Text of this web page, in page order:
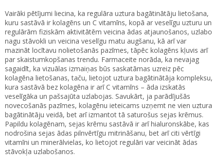
Vairāki pētījumi liecina, ka regulāra uztura bagātinātāju lietošana,
kuru sastāvā ir kolagēns un C vitamīns, kopā ar veselīgu uzturu un
regulārām fiziskām aktivitātēm veicina ādas atjaunošanos, uzlabo
nagu stāvokli un veicina veselīgu matu augšanu, kā arī var
mazināt locītavu nolietošanās pazīmes, tāpēc kolagēns kļuvis arī
par skaistumkopšanas trendu. Farmaceite norāda, ka nevajag
sagaidīt, ka vizuālas izmaiņas būs saskatāmas uzreiz pēc
kolagēna lietošanas, taču, lietojot uztura bagātinātāja kompleksu,
kura sastāvā bez kolagēna ir arī C vitamīns – āda izskatās
veselīgāka un pašsajūta uzlabojas. Savukārt, ja parādījušās
novecošanās pazīmes, kolagēnu ieteicams uzņemt ne vien uztura
bagātinātāju veidā, bet arī izmantot tā saturošus sejas krēmus.
Papildu kolagēnam, sejas krēmu sastāvā ir arī hialuronskābe, kas
nodrošina sejas ādas pilnvērtīgu mitrināšanu, bet arī citi vērtīgi
vitamīni un minerālvielas, ko lietojot regulāri var veicināt ādas
stāvokļa uzlabošanos.